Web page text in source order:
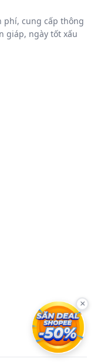
phí, cung cấp thông
giáp, ngày tốt xấu
×